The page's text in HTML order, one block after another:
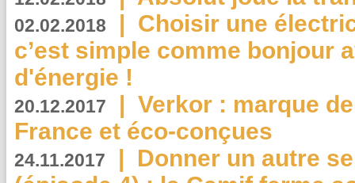
02.02.2018 | Choisir une
c’est simple comme bonjour
d'énergie !
20.12.2017 | Verkor : marque
France et éco-conçues
24.11.2017 | Donner un autre